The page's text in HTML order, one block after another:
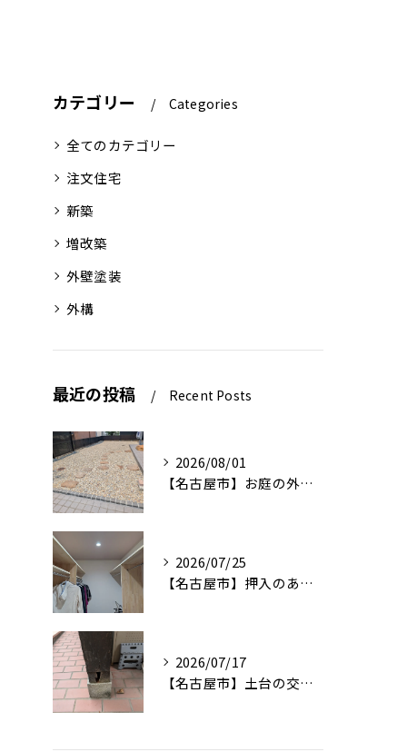
カテゴリー Categories
全てのカテゴリー
注文住宅
新築
増改築
外壁塗装
外構
最近の投稿 Recent Posts
2026/08/01
【名古屋市】お庭の外構工事
2026/07/25
【名古屋市】押入のある6帖をウォークインクローゼットに変更する工事
2026/07/17
【名古屋市】土台の交換工事